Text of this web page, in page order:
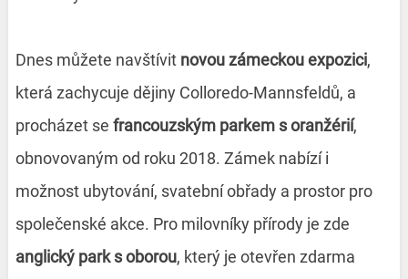
Dnes můžete navštívit novou zámeckou expozici,
která zachycuje dějiny Colloredo-Mannsfeldů, a
procházet se francouzským parkem s oranžérií,
obnovovaným od roku 2018. Zámek nabízí i
možnost ubytování, svatební obřady a prostor pro
společenské akce. Pro milovníky přírody je zde
anglický park s oborou, který je otevřen zdarma